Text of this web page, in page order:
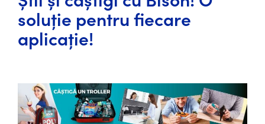
soluție pentru fiecare
aplicație!